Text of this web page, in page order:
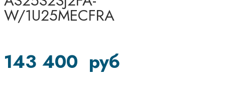
W/1U25MECFRA
143 400 руб